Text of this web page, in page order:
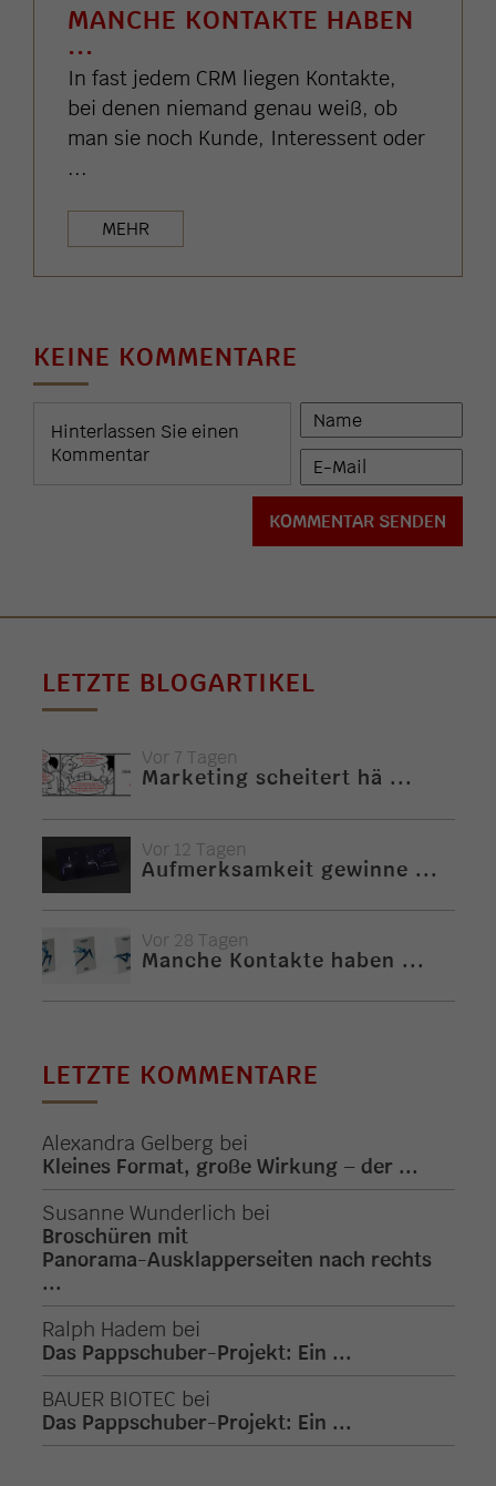
MANCHE KONTAKTE HABEN
...
In fast jedem CRM liegen Kontakte,
bei denen niemand genau weiß, ob
man sie noch Kunde, Interessent oder
...
MEHR
KEINE KOMMENTARE
LETZTE BLOGARTIKEL
Vor 7 Tagen
Marketing scheitert hä ...
Vor 12 Tagen
Aufmerksamkeit gewinne ...
Vor 28 Tagen
Manche Kontakte haben ...
LETZTE KOMMENTARE
Alexandra Gelberg bei
Kleines Format, große Wirkung – der ...
Susanne Wunderlich bei
Broschüren mit
Panorama-Ausklapperseiten nach rechts
...
Ralph Hadem bei
Das Pappschuber-Projekt: Ein ...
BAUER BIOTEC bei
Das Pappschuber-Projekt: Ein ...